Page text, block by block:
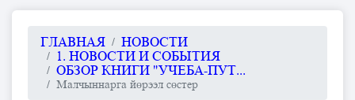
ГЛАВНАЯ
НОВОСТИ
1. НОВОСТИ И СОБЫТИЯ
ОБЗОР КНИГИ "УЧЕБА-ПУТ...
Малчыннарга йөрээл сөстер